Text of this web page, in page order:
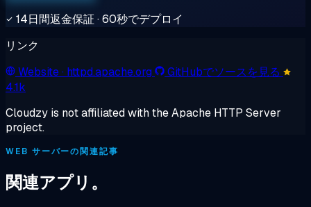
14日間返金保証 · 60秒でデプロイ
リンク
Website· httpd.apache.org
GitHubでソースを見る
4.1k
Cloudzy is not affiliated with the Apache HTTP Server
project.
WEB サーバーの関連記事
関連アプリ。